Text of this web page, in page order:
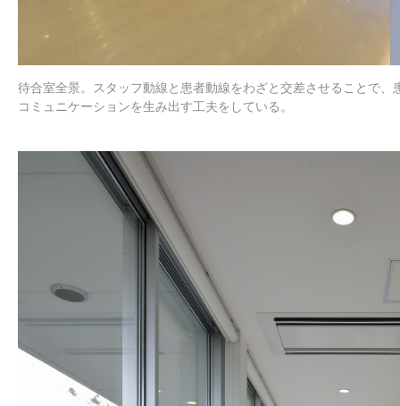
待合室全景。スタッフ動線と患者動線をわざと交差させることで、
コミュニケーションを生み出す工夫をしている。